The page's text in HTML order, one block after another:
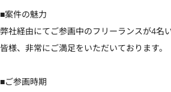
■案件の魅力
弊社経由にてご参画中のフリーランスが4名
皆様、非常にご満足をいただいております。
■ご参画時期